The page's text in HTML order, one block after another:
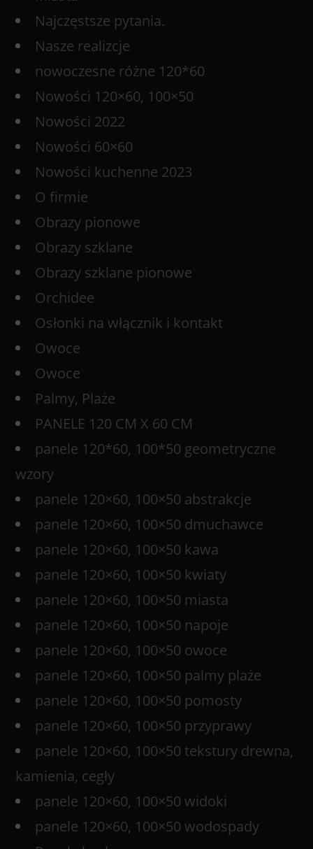
Najczęstsze pytania.
Nasze realizcje
nowoczesne różne 120*60
Nowości 120×60, 100×50
Nowości 2022
Nowości 60×60
Nowości kuchenne 2023
O firmie
Obrazy pionowe
Obrazy szklane
Obrazy szklane pionowe
Orchidee
Osłonki na włącznik i kontakt
Owoce
Owoce
Palmy, Plaże
PANELE 120 CM X 60 CM
panele 120*60, 100*50 geometryczne
wzory
panele 120×60, 100×50 abstrakcje
panele 120×60, 100×50 dmuchawce
panele 120×60, 100×50 kawa
panele 120×60, 100×50 kwiaty
panele 120×60, 100×50 miasta
panele 120×60, 100×50 napoje
panele 120×60, 100×50 owoce
panele 120×60, 100×50 palmy plaże
panele 120×60, 100×50 pomosty
panele 120×60, 100×50 przyprawy
panele 120×60, 100×50 tekstury drewna,
kamienia, cegły
panele 120×60, 100×50 widoki
panele 120×60, 100×50 wodospady